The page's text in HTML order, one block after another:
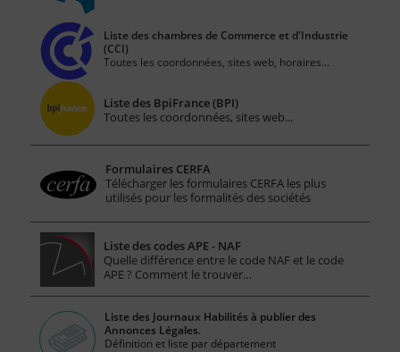
Liste des chambres de Commerce et d'Industrie
(CCI)
Toutes les coordonnées, sites web, horaires...
Liste des BpiFrance (BPI)
Toutes les coordonnées, sites web...
Formulaires CERFA
Télécharger les formulaires CERFA les plus
utilisés pour les formalités des sociétés
Liste des codes APE - NAF
Quelle différence entre le code NAF et le code
APE ? Comment le trouver…
Liste des Journaux Habilités à publier des
Annonces Légales.
Définition et liste par département